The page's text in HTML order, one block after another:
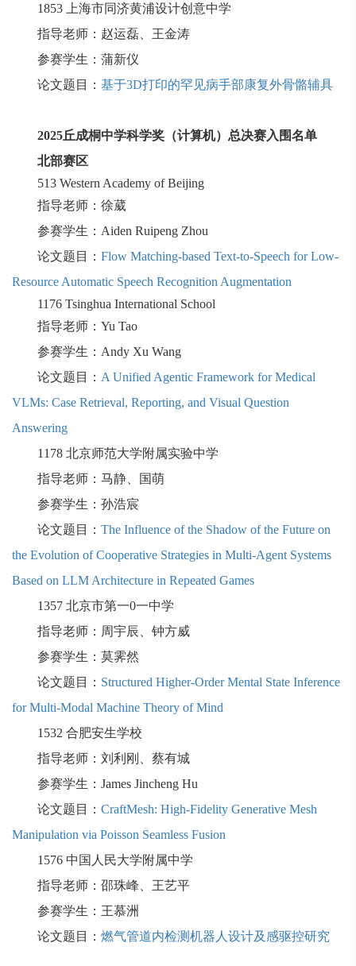
1853
上海市同济黄浦设计创意中学
指导老师：赵运磊、王金涛
参赛学生：蒲新仪
论文题目： 基于3D打印的罕见病手部康复外骨骼辅具
2025丘成桐中学科学奖（计算机）总决赛入围名单
北部赛区
513 Western Academy of Beijing
指导老师：徐葳
参赛学生： Aiden Ruipeng Zhou
论文题目： Flow Matching-based Text-to-Speech for Low-
Resource Automatic Speech Recognition Augmentation
1176 Tsinghua International School
指导老师： Yu Tao
参赛学生： Andy Xu Wang
论文题目： A Unified Agentic Framework for Medical
VLMs: Case Retrieval, Reporting, and Visual Question
Answering
1178 北京师范大学附属实验中学
指导老师：马静、国萌
参赛学生：孙浩宸
论文题目： The Influence of the Shadow of the Future on
the Evolution of Cooperative Strategies in Multi-Agent Systems
Based on LLM Architecture in Repeated Games
1357 北京市第一0一中学
指导老师：周宇辰、钟方威
参赛学生：莫霁然
论文题目： Structured Higher-Order Mental State Inference
for Multi-Modal Machine Theory of Mind
1532 合肥安生学校
指导老师：刘利刚、蔡有城
参赛学生： James Jincheng Hu
论文题目： CraftMesh: High-Fidelity Generative Mesh
Manipulation via Poisson Seamless Fusion
1576 中国人民大学附属中学
指导老师：邵珠峰、王艺平
参赛学生：王慕洲
论文题目： 燃气管道内检测机器人设计及感驱控研究